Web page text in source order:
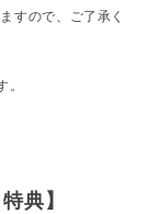
すので、ご了承く
典】